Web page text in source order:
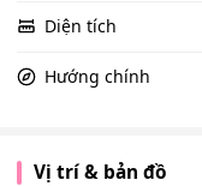
Diện tích
Hướng chính
Vị trí & bản đồ